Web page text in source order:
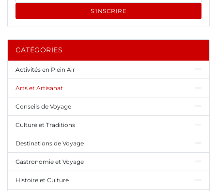
S'INSCRIRE
CATÉGORIES
Activités en Plein Air
Arts et Artisanat
Conseils de Voyage
Culture et Traditions
Destinations de Voyage
Gastronomie et Voyage
Histoire et Culture